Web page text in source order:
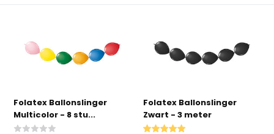
Folatex Ballonslinger
Multicolor - 8 stu...
Folatex Ballonslinger
Zwart - 3 meter